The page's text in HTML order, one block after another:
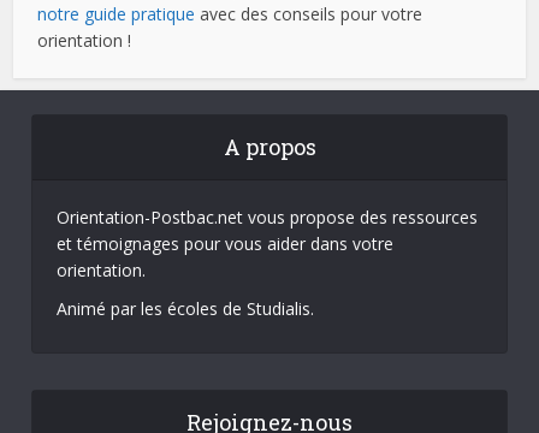
notre guide pratique avec des conseils pour votre
orientation !
A propos
Orientation-Postbac.net vous propose des ressources
et témoignages pour vous aider dans votre
orientation.
Animé par les écoles de Studialis.
Rejoignez-nous